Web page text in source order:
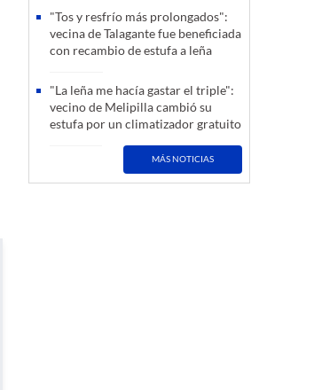
"Tos y resfrío más prolongados":
vecina de Talagante fue beneficiada
con recambio de estufa a leña
"La leña me hacía gastar el triple":
vecino de Melipilla cambió su
estufa por un climatizador gratuito
MÁS NOTICIAS